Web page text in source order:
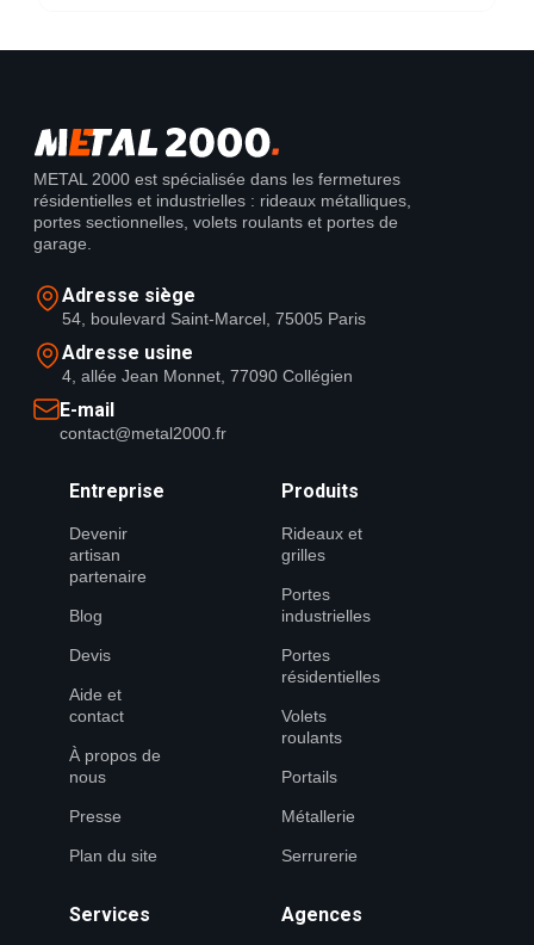
METAL 2000 est spécialisée dans les fermetures
résidentielles et industrielles : rideaux métalliques,
portes sectionnelles, volets roulants et portes de
garage.
Adresse siège
54, boulevard Saint-Marcel, 75005 Paris
Adresse usine
4, allée Jean Monnet, 77090 Collégien
E-mail
contact@metal2000.fr
Entreprise
Devenir
artisan
partenaire
Blog
Devis
Aide et
contact
À propos de
nous
Presse
Plan du site
Produits
Rideaux et
grilles
Portes
industrielles
Portes
résidentielles
Volets
roulants
Portails
Métallerie
Serrurerie
Services Agences